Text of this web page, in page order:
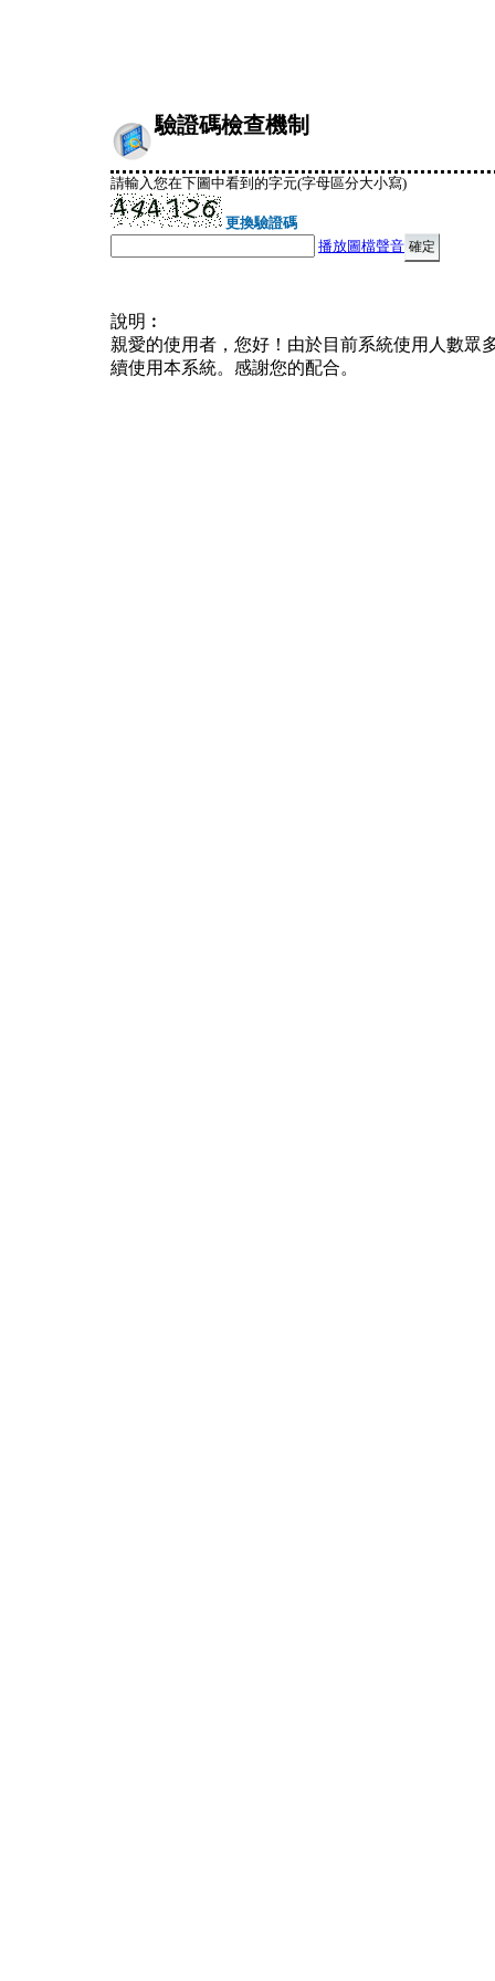
驗證碼檢查機制
請輸入您在下圖中看到的字元(字母區分大小寫)
更換驗證碼
播放圖檔聲音
說明︰
親愛的使用者，您好！由於目前系統使用人數眾
續使用本系統。感謝您的配合。